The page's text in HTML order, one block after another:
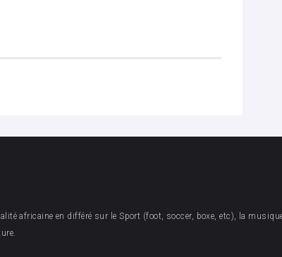
africaine en différé sur le Sport (foot, soccer, boxe, etc), la